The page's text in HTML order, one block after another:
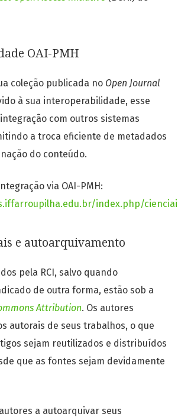
OAI-PMH
coleção publicada no Open Journal
à sua interoperabilidade, esse
com outros sistemas
a troca eficiente de metadados
do conteúdo.
via OAI-PMH:
index.php/
e autoarquivamento
pela RCI, salvo quando
de outra forma, estão sob a
Attribution. Os autores
autorais de seus trabalhos, o que
sejam reutilizados e distribuídos
que as fontes sejam devidamente
a autoarquivar seus